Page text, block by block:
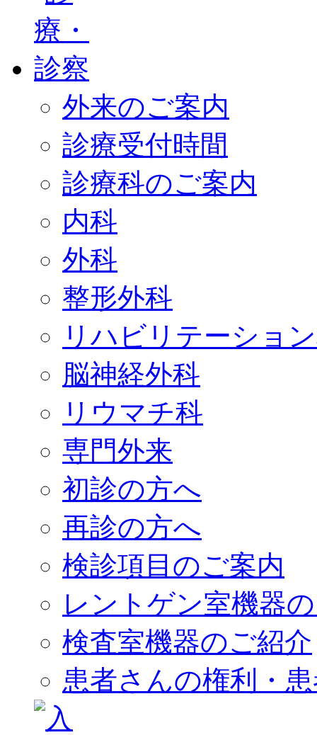
外来のご案内
診療受付時間
診療科のご案内
内科
外科
整形外科
リハビリテーショ
脳神経外科
リウマチ科
専門外来
初診の方へ
再診の方へ
検診項目のご案内
レントゲン室機器
検査室機器のご紹介
患者さんの権利・